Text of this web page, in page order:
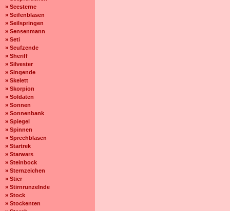
» Seesterne
» Seifenblasen
» Seilspringen
» Sensenmann
» Seti
» Seufzende
» Sheriff
» Silvester
» Singende
» Skelett
» Skorpion
» Soldaten
» Sonnen
» Sonnenbank
» Spiegel
» Spinnen
» Sprechblasen
» Startrek
» Starwars
» Steinbock
» Sternzeichen
» Stier
» Stirnrunzelnde
» Stock
» Stockenten